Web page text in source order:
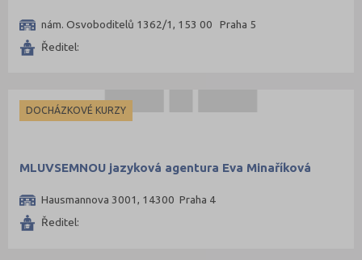
nám. Osvoboditelů 1362/1, 153 00 Praha 5
Ředitel:
DOCHÁZKOVÉ KURZY
MLUVSEMNOU jazyková agentura Eva Minaříková
Hausmannova 3001, 14300 Praha 4
Ředitel: